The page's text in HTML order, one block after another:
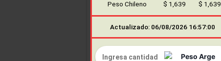
Peso Chileno $ 1,639 $ 1,639
Actualizado: 06/08/2026 16:57:00